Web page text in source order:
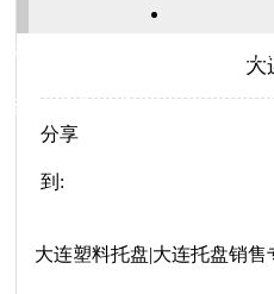
新浦京澳官网游戏 关于新
联系新浦京澳官网游戏
大
分享
到:
大连塑料托盘|大连托盘销